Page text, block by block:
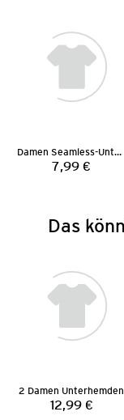
Damen Seamless-Unterhemd
Preis:
7,99 €
Das
2 Damen Unterhemden
Preis:
12,99 €